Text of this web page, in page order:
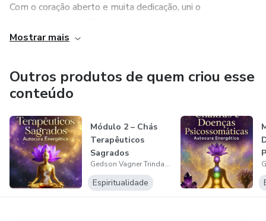
Com o coração aberto e muita dedicação, uni o
sabedoria da Umbanda para criar este Guia Completo.
Sacerdote, para que você possa ter em suas mãos um
instrumento real de transformação.
Com gratidão e Axé,
Sacerdote Gedson Vagner Trindade
Dirigente Espiritual
Mostrar mais
Outros produtos de quem criou esse
conteúdo
Módulo 2 – Chás
Terapêuticos
Sagrados
Gedson Vagner Trindade
Espiritualidade